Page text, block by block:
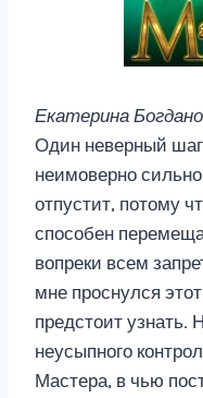
Екатерина
Один неверный шаг
неимоверно
отпустит, потому
способен
вопреки всем
мне проснулся
предстоит узнать.
неусыпного
Мастера, в чью